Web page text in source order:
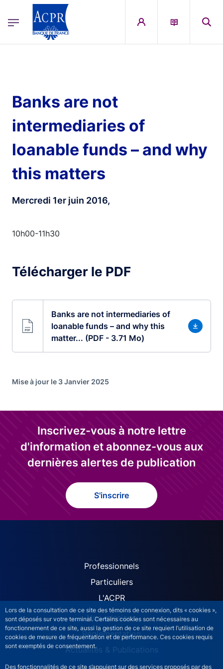
Lors de la consultation de ce site des témoins de connexion, dits « cookies »,
sont déposés sur votre terminal. Certains cookies sont nécessaires au
fonctionnement de ce site, aussi la gestion de ce site requiert l’utilisation de
cookies de mesure de fréquentation et de performance. Ces cookies requis
sont exemptés de consentement.
Des fonctionnalités de ce site s’appuient sur des services proposés par des
ACPR Menu Principal (French)
Banks are not
intermediaries of
loanable funds – and why
this matters
Mercredi 1er juin 2016,
10h00-11h30
Télécharger le PDF
Banks are not intermediaries of
loanable funds – and why this
matter... (PDF - 3.71 Mo)
Mise à jour le 3 Janvier 2025
Inscrivez-vous à notre lettre
d'information et abonnez-vous aux
dernières alertes de publication
S'inscrire
ACPR site navigation
Professionnels
Particuliers
L'ACPR
Nos missions
Réglementation
Actualités & Publications